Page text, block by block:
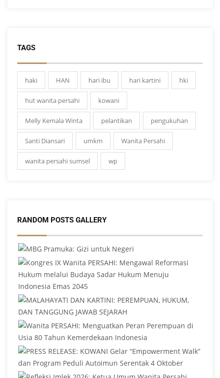
TAGS
haki HAN hari ibu hari kartini hki
hut wanita persahi kowani
Melly Kemala Winta pelantikan pengukuhan
Santi Diansari umkm Wanita Persahi
wanita persahi sumsel wp
RANDOM POSTS GALLERY